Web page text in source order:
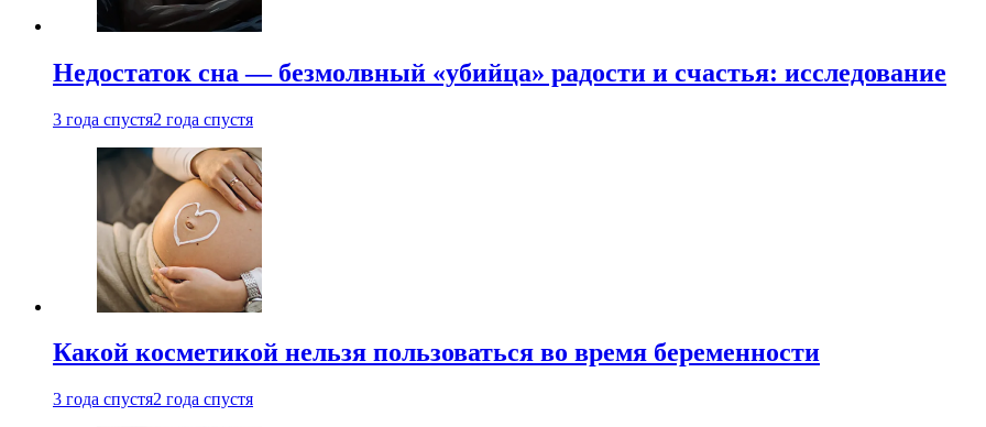
Недостаток сна — безмолвный «убийца» радости и счастья: исследование
3 года спустя2 года спустя
Какой косметикой нельзя пользоваться во время беременности
3 года спустя2 года спустя